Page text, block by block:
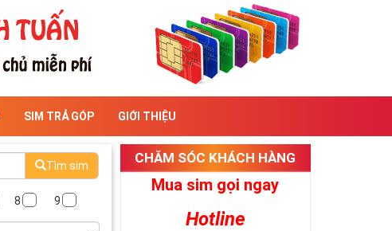
SIM TRẢ GÓP GIỚI THIỆU
Tìm sim
8 9
CHĂM SÓC KHÁCH HÀNG
Mua sim gọi ngay
Hotline